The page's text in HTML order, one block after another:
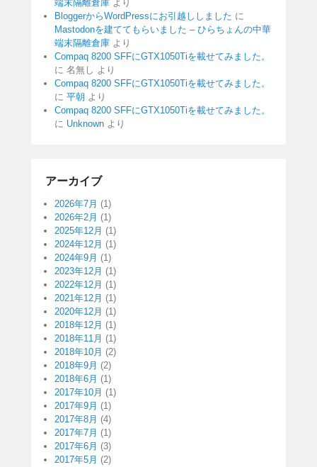
端末隔離倉庫 より
BloggerからWordPressにお引越ししました に
Mastodonを建ててもらいました – ひらちょんの中華
端末隔離倉庫 より
Compaq 8200 SFFにGTX1050Tiを載せてみました。
に 名無し より
Compaq 8200 SFFにGTX1050Tiを載せてみました。
に 平朝 より
Compaq 8200 SFFにGTX1050Tiを載せてみました。
に Unknown より
アーカイブ
2026年7月 (1)
2026年2月 (1)
2025年12月 (1)
2024年12月 (1)
2024年9月 (1)
2023年12月 (1)
2022年12月 (1)
2021年12月 (1)
2020年12月 (1)
2018年12月 (1)
2018年11月 (1)
2018年10月 (2)
2018年9月 (2)
2018年6月 (1)
2017年10月 (1)
2017年9月 (1)
2017年8月 (4)
2017年7月 (1)
2017年6月 (3)
2017年5月 (2)